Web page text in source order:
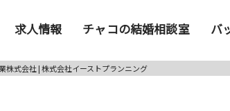
求人情報 チャコの結婚相談室 バ
株式会社 | 株式会社イーストプランニング